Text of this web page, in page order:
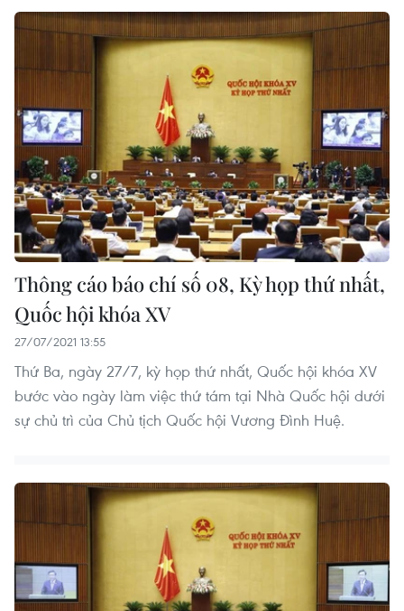
Thông cáo báo chí số 08, Kỳ họp thứ nhất,
Quốc hội khóa XV
27/07/2021 13:55
Thứ Ba, ngày 27/7, kỳ họp thứ nhất, Quốc hội khóa XV
bước vào ngày làm việc thứ tám tại Nhà Quốc hội dưới
sự chủ trì của Chủ tịch Quốc hội Vương Đình Huệ.